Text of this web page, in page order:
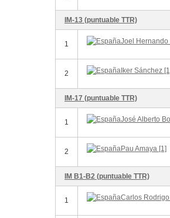
IM-13 (puntuable TTR)
1 Joel Hernando
2 Iker Sánchez
IM-17 (puntuable TTR)
1 José Alberto
2 Pau Amaya [1]
IM B1-B2 (puntuable TTR)
1 Carlos